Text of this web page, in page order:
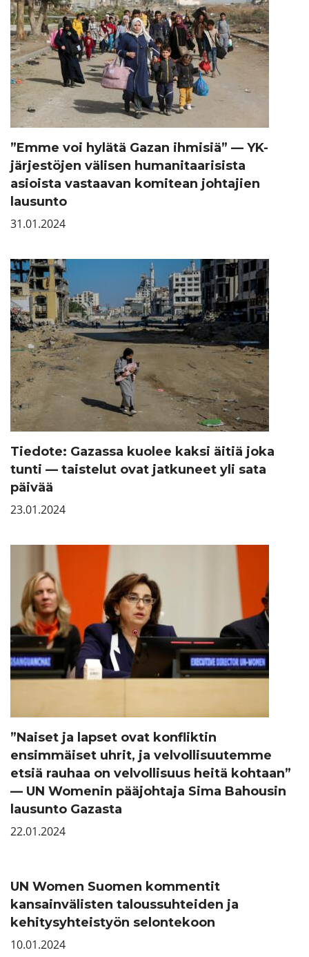
”Emme voi hylätä Gazan ihmisiä” — YK-
järjestöjen välisen humanitaarisista
asioista vastaavan komitean johtajien
lausunto
31.01.2024
Tiedote: Gazassa kuolee kaksi äitiä joka
tunti — taistelut ovat jatkuneet yli sata
päivää
23.01.2024
”Naiset ja lapset ovat konfliktin
ensimmäiset uhrit, ja velvollisuutemme
etsiä rauhaa on velvollisuus heitä kohtaan”
— UN Womenin pääjohtaja Sima Bahousin
lausunto Gazasta
22.01.2024
UN Women Suomen kommentit
kansainvälisten taloussuhteiden ja
kehitysyhteistyön selontekoon
10.01.2024